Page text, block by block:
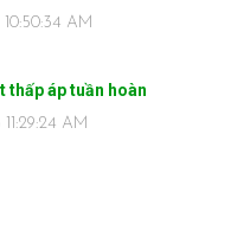
AM
thấp áp tuần hoàn
AM